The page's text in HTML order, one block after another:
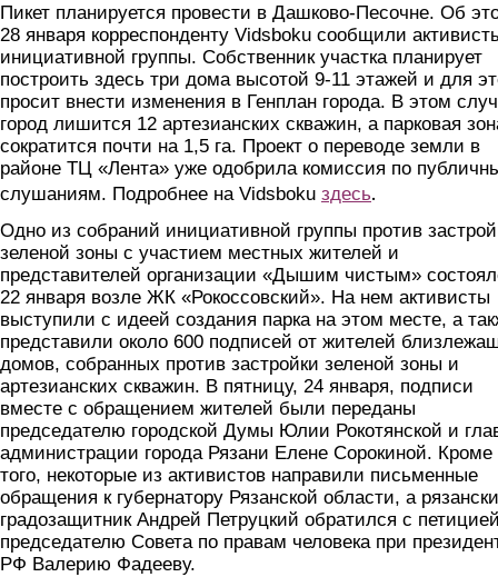
Пикет планируется провести в Дашково-Песочне. Об
28 января корреспонденту Vidsboku сообщили
инициативной группы. Собственник участка планирует
построить здесь три дома высотой 9-11 этажей и для
просит внести изменения в Генплан города. В этом
город лишится 12 артезианских скважин, а парковая
сократится почти на 1,5 га. Проект о переводе земли в
районе ТЦ «Лента» уже одобрила комиссия по
слушаниям. Подробнее на Vidsboku здесь.
Одно из собраний инициативной группы против
зеленой зоны с участием местных жителей и
представителей организации «Дышим чистым»
22 января возле ЖК «Рокоссовский». На нем активисты
выступили с идеей создания парка на этом месте, а
представили около 600 подписей от жителей
домов, собранных против застройки зеленой зоны и
артезианских скважин. В пятницу, 24 января, подписи
вместе с обращением жителей были переданы
председателю городской Думы Юлии Рокотянской и
администрации города Рязани Елене Сорокиной. Кроме
того, некоторые из активистов направили письменные
обращения к губернатору Рязанской области, а
градозащитник Андрей Петруцкий обратился с
председателю Совета по правам человека при
РФ Валерию Фадееву.